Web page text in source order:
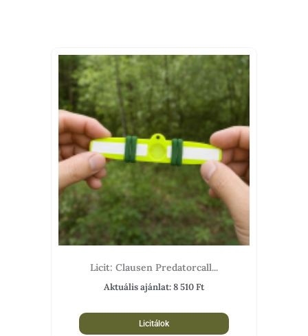
Licit: Clausen Predatorcall...
Aktuális ajánlat:8 510Ft
Licitálok